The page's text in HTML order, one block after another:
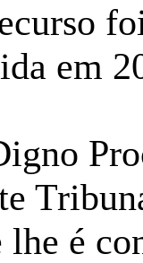
em
lhe é